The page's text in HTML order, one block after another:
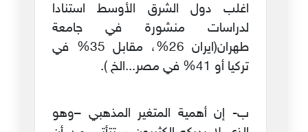
اغلب دول الشرق الأوسط استنادا
لدراسات منشورة في جامعة
طهران(ايران 26%، مقابل 35% في
تركيا أو 41% في مصر...الخ ).
ب‌- إن أهمية المتغير المذهبي –وهو